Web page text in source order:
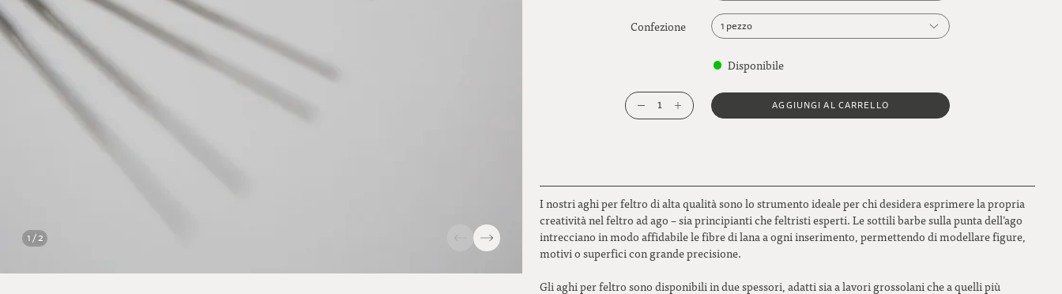
fino
Confezione
1 pezzo
Disponibile
1 AGGIUNGI AL CARRELLO
I nostri aghi per feltro di alta qualità sono lo strumento ideale per chi desidera esprimere la propria
creatività nel feltro ad ago – sia principianti che feltristi esperti. Le sottili barbe sulla punta dell’ago
intrecciano in modo affidabile le fibre di lana a ogni inserimento, permettendo di modellare figure,
motivi o superfici con grande precisione.
Gli aghi per feltro sono disponibili in due spessori, adatti sia a lavori grossolani che a quelli più
1 / 2